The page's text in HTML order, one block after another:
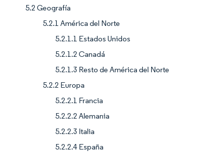
5.2 Geografía
5.2.1 América del Norte
5.2.1.1 Estados Unidos
5.2.1.2 Canadá
5.2.1.3 Resto de América del Norte
5.2.2 Europa
5.2.2.1 Francia
5.2.2.2 Alemania
5.2.2.3 Italia
5.2.2.4 España